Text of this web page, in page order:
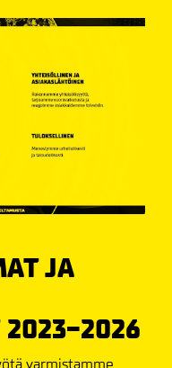
JA
2023-2026
varmistamme